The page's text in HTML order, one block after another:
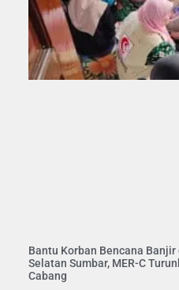
Bantu Korban Bencana
Selatan Sumbar, MER-C
Cabang